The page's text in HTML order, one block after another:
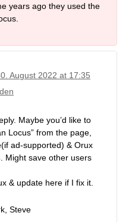
years ago they used the
August 2022 at 17:35
Maybe you’d like to
Locus” from the page,
ad-supported) & Orux
Might save other users
& update here if I fix it.
Steve